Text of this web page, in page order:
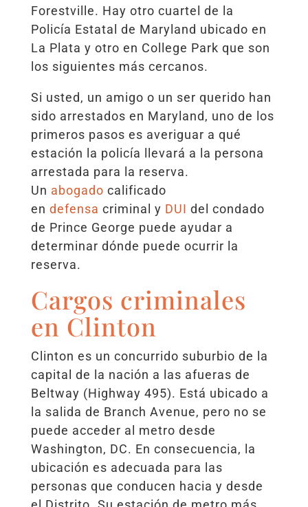
Forestville. Hay otro cuartel de la
Policía Estatal de Maryland ubicado en
La Plata y otro en College Park que son
los siguientes más cercanos.
Si usted, un amigo o un ser querido han
sido arrestados en Maryland, uno de los
primeros pasos es averiguar a qué
estación la policía llevará a la persona
arrestada para la reserva.
Un abogado calificado
en defensa criminal y DUI del condado
de Prince George puede ayudar a
determinar dónde puede ocurrir la
reserva.
Cargos criminales
en Clinton
Clinton es un concurrido suburbio de la
capital de la nación a las afueras de
Beltway (Highway 495). Está ubicado a
la salida de Branch Avenue, pero no se
puede acceder al metro desde
Washington, DC. En consecuencia, la
ubicación es adecuada para las
personas que conducen hacia y desde